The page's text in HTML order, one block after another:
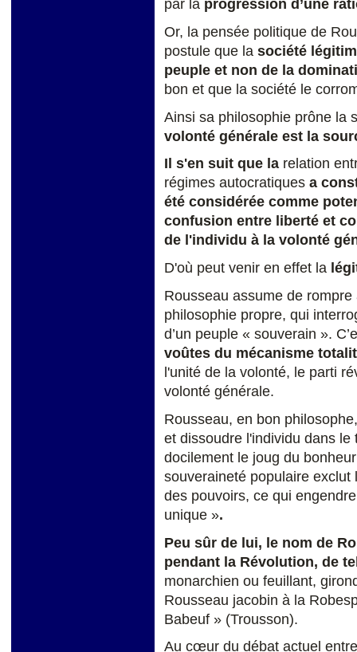
par la progression d’une
Or, la pensée politique de
postule que la société
peuple et non de la
bon et que la société le
Ainsi sa philosophie prône la
volonté générale est la
Il s'en suit que la relation
régimes autocratiques a
été considérée comme
confusion entre liberté et
de l'individu à la volonté
D'où peut venir en effet la
Rousseau assume de
philosophie propre, qui
d’un peuple « souverain ».
voûtes du mécanisme
l'unité de la volonté, le parti
volonté générale.
Rousseau, en bon
et dissoudre l'individu dans
docilement le joug du
souveraineté populaire
des pouvoirs, ce qui
unique ».
Peu sûr de lui, le nom de
pendant la Révolution, de
monarchien ou feuillant,
Rousseau jacobin à la
Babeuf » (Trousson).
Au cœur du débat actuel